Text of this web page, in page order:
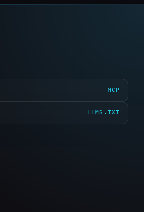
MCP
LLMS.TXT